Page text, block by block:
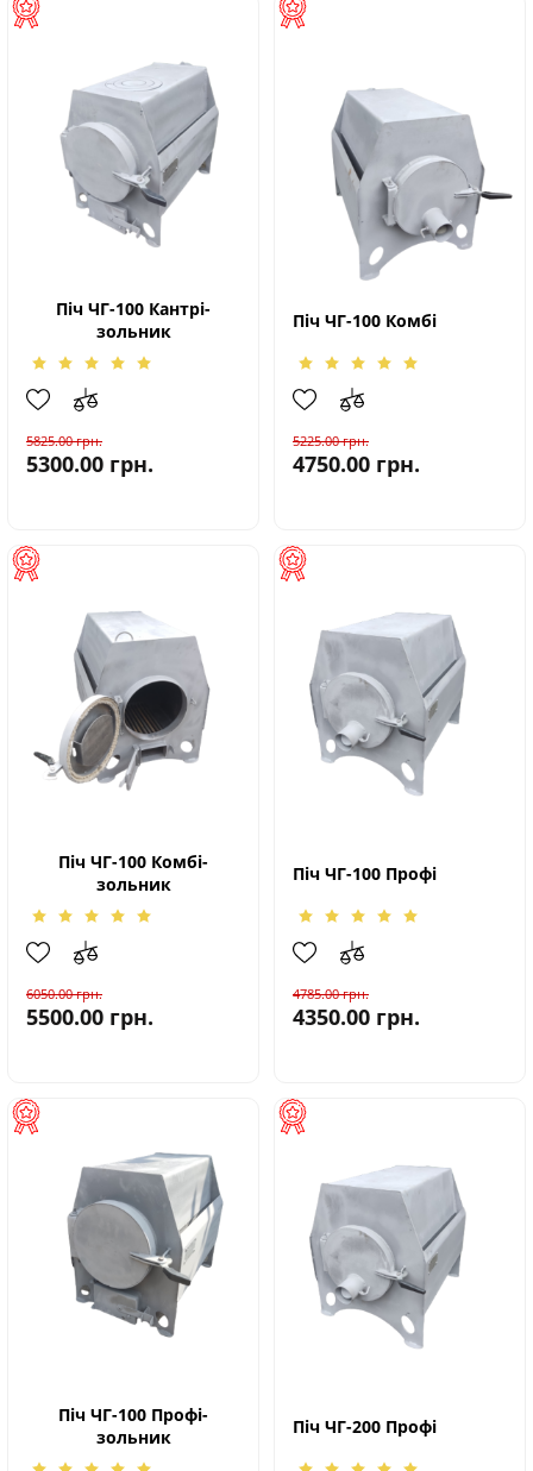
Піч ЧГ-100 Кантрі-
зольник
5825.00грн.
5300.00 грн.
Піч ЧГ-100 Комбі
5225.00грн.
4750.00 грн.
Піч ЧГ-100 Комбі-
зольник
6050.00грн.
5500.00 грн.
Піч ЧГ-100 Профі
4785.00грн.
4350.00 грн.
Піч ЧГ-100 Профі-
зольник
Піч ЧГ-200 Профі